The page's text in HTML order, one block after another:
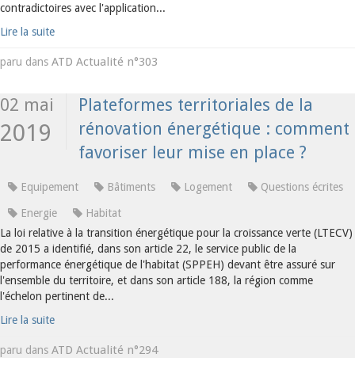
contradictoires avec l'application...
Lire la suite
paru dans ATD Actualité n°303
02 mai
2019
Plateformes territoriales de la
rénovation énergétique : comment
favoriser leur mise en place ?
Equipement Bâtiments Logement Questions écrites
Energie
Habitat
La loi relative à la transition énergétique pour la croissance verte (LTECV)
de 2015 a identifié, dans son article 22, le service public de la
performance énergétique de l'habitat (SPPEH) devant être assuré sur
l'ensemble du territoire, et dans son article 188, la région comme
l'échelon pertinent de...
Lire la suite
paru dans ATD Actualité n°294